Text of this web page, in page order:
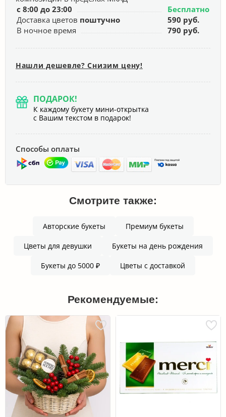
с 8:00 до 23:00
Бесплатно
Доставка цветов поштучно
590 руб.
В ночное время
790 руб.
Нашли дешевле? Снизим цену!
ПОДАРОК!
К каждому букету мини-открытка
с Вашим текстом в подарок!
Способы оплаты
Смотрите также:
Авторские букеты Премиум букеты
Цветы для девушки Букеты на день рождения
Букеты до 5000 ₽ Цветы с доставкой
Рекомендуемые: